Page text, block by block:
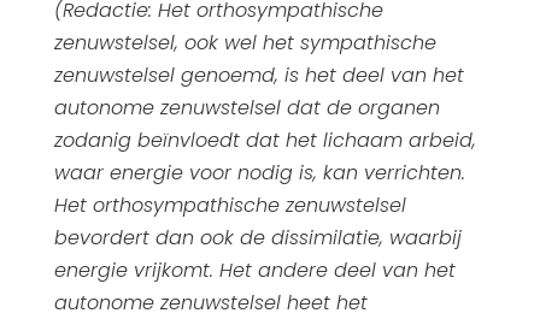
(Redactie: Het orthosympathische
zenuwstelsel, ook wel het sympathische
zenuwstelsel genoemd, is het deel van het
autonome zenuwstelsel dat de organen
zodanig beïnvloedt dat het lichaam arbeid,
waar energie voor nodig is, kan verrichten.
Het orthosympathische zenuwstelsel
bevordert dan ook de dissimilatie, waarbij
energie vrijkomt. Het andere deel van het
autonome zenuwstelsel heet het